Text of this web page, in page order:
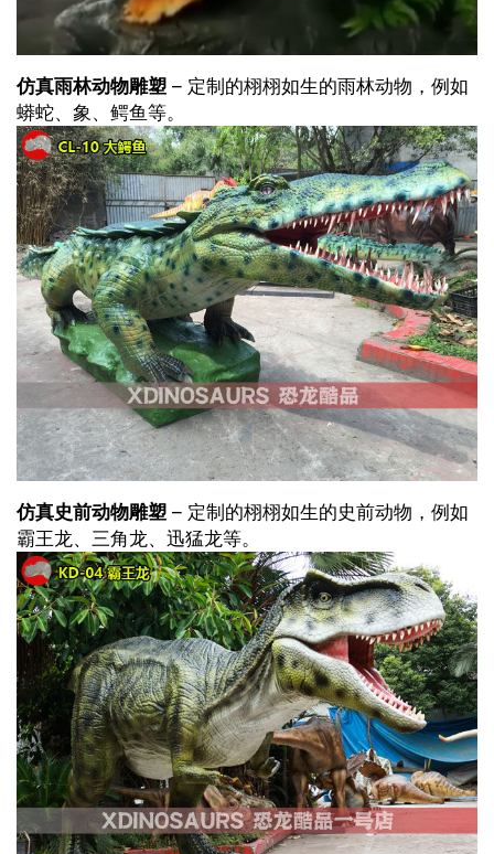
仿真雨林动物雕塑 – 定制的栩栩如生的雨林动物，例如
蟒蛇、象、鳄鱼等。
仿真史前动物雕塑 – 定制的栩栩如生的史前动物，例如
霸王龙、三角龙、迅猛龙等。